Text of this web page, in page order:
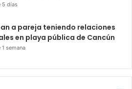
5 días
a pareja teniendo relaciones
en playa pública de Cancún
1 semana